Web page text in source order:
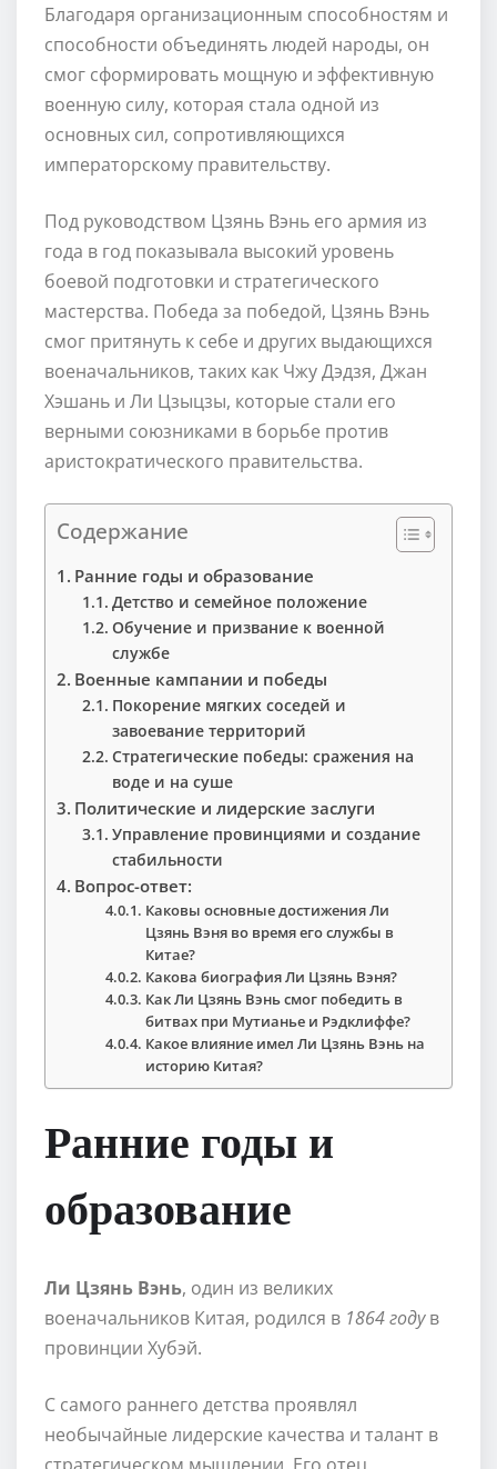
Благодаря организационным способностям и
способности объединять людей народы, он
смог сформировать мощную и эффективную
военную силу, которая стала одной из
основных сил, сопротивляющихся
императорскому правительству.
Под руководством Цзянь Вэнь его армия из
года в год показывала высокий уровень
боевой подготовки и стратегического
мастерства. Победа за победой, Цзянь Вэнь
смог притянуть к себе и других выдающихся
военачальников, таких как Чжу Дэдзя, Джан
Хэшань и Ли Цзыцзы, которые стали его
верными союзниками в борьбе против
аристократического правительства.
Содержание
Ранние годы и образование
Детство и семейное положение
Обучение и призвание к военной
службе
Военные кампании и победы
Покорение мягких соседей и
завоевание территорий
Стратегические победы: сражения на
воде и на суше
Политические и лидерские заслуги
Управление провинциями и создание
стабильности
Вопрос-ответ:
Каковы основные достижения Ли
Цзянь Вэня во время его службы в
Китае?
Какова биография Ли Цзянь Вэня?
Как Ли Цзянь Вэнь смог победить в
битвах при Мутианье и Рэдклиффе?
Какое влияние имел Ли Цзянь Вэнь на
историю Китая?
Ранние годы и
образование
Ли Цзянь Вэнь, один из великих
военачальников Китая, родился в 1864 годув
провинции Хубэй.
С самого раннего детства проявлял
необычайные лидерские качества и талант в